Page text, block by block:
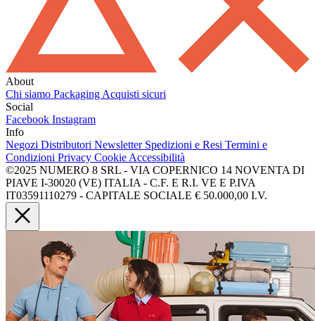
About
Chi siamo Packaging Acquisti sicuri
Social
Facebook Instagram
Info
Negozi Distributori Newsletter Spedizioni e Resi Termini e
Condizioni Privacy Cookie Accessibilità
©2025 NUMERO 8 SRL - VIA COPERNICO 14 NOVENTA DI
PIAVE I-30020 (VE) ITALIA - C.F. E R.I. VE E P.IVA
IT03591110279 - CAPITALE SOCIALE € 50.000,00 I.V.